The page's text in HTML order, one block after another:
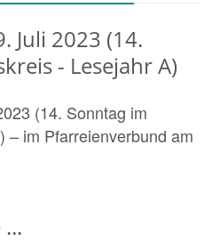
Juli 2023 (14.
- Lesejahr A)
(14. Sonntag im
– im Pfarreienverbund am